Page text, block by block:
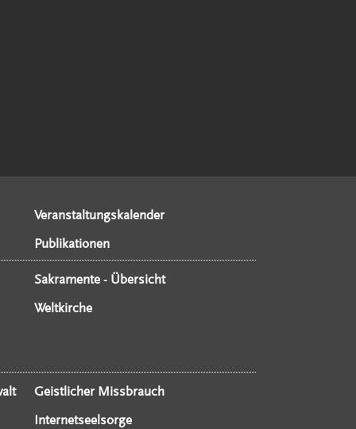
Veranstaltungskalender
Publikationen
Sakramente - Übersicht
Weltkirche
Geistlicher Missbrauch
Internetseelsorge